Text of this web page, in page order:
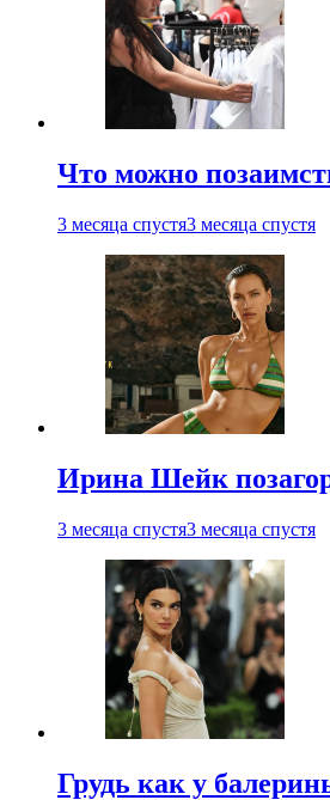
Что можно
3 месяца спустя3 месяца спустя
Ирина Шейк
3 месяца спустя3 месяца спустя
Грудь как у